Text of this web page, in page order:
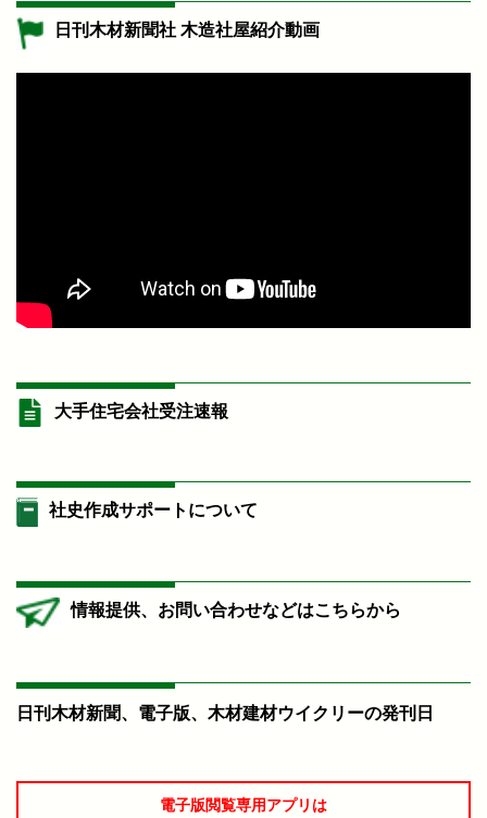
日刊木材新聞社 木造社屋紹介動画
大手住宅会社受注速報
社史作成サポートについて
情報提供、お問い合わせなどはこちらから
日刊木材新聞、電子版、木材建材ウイクリーの発刊日
電子版閲覧専用アプリは